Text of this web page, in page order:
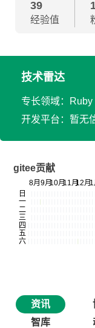
39
经验值
技术雷达
专长领域：Ruby
开发平台：暂无
gitee贡献
资讯
智库